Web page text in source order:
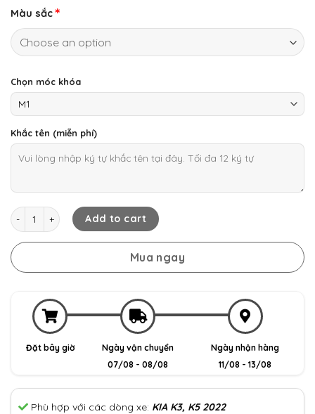
Rated
out of 5
based on
customer
Màu sắc
Chọn móc khóa
Khắc tên (miễn phí)
KIA K3, K5 – Bao da chìa khóa (Patina) quantity
Add to cart
Mua ngay
Đặt bây giờ
Ngày vận chuyển
07/08 - 08/08
Ngày nhận hàng
11/08 - 13/08
Phù hợp với các dòng xe: KIA K3, K5 2022